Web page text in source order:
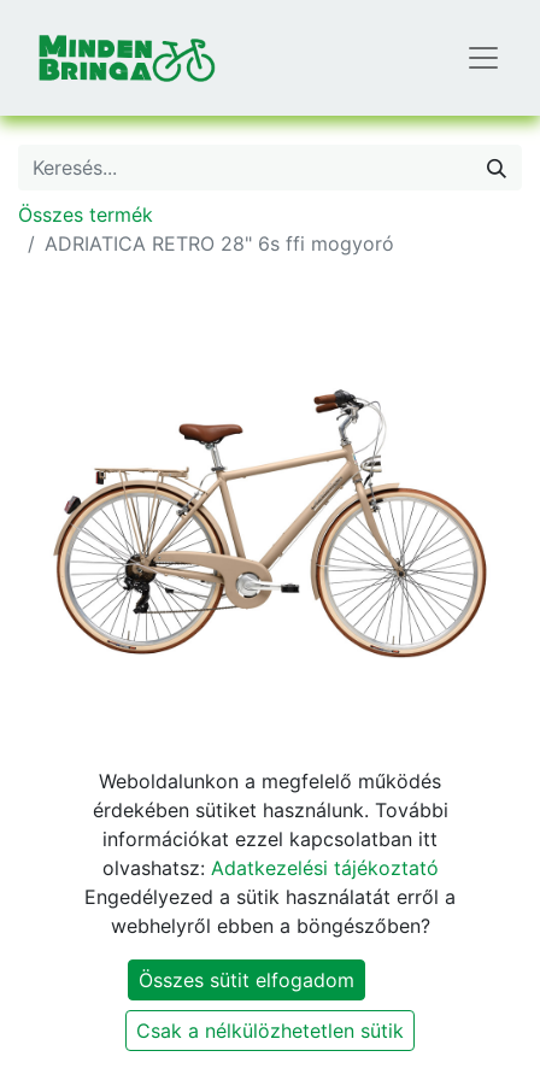
Összes termék
ADRIATICA RETRO 28" 6s ffi mogyoró
ADRIATICA RETRO 28" 6s ffi
mogyoró
184.990Ft
KOSÁRBA
Adriatica
Weboldalunkon a megfelelő működés
érdekében sütiket használunk. További
információkat ezzel kapcsolatban itt
olvashatsz: Adatkezelési tájékoztató
Engedélyezed a sütik használatát erről a
webhelyről ebben a böngészőben?
Összes sütit elfogadom
Csak a nélkülözhetetlen sütik